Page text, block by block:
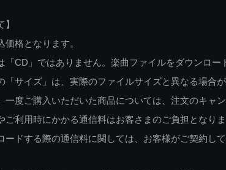
価格となります。
「CD」ではありません。楽曲ファイルをダウンロ
「サイズ」は、実際のファイルサイズと異なる場合が
一度ご購入いただいた商品については、注文のキャ
ご利用時にかかる通信料はお客さまのご負担となりま
ードする際の通信料に関しては、お客様がご契約